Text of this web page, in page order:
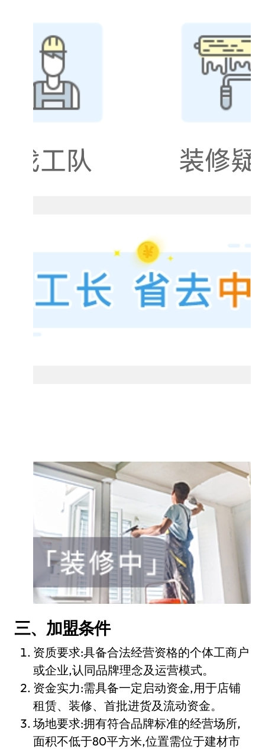
三、加盟条件
资质要求:具备合法经营资格的个体工商户
或企业,认同品牌理念及运营模式。
资金实力:需具备一定启动资金,用于店铺
租赁、装修、首批进货及流动资金。
场地要求:拥有符合品牌标准的经营场所,
面积不低于80平方米,位置需位于建材市